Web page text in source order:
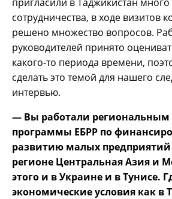
сотрудничества, в ходе визитов
решено множество вопросов.
руководителей принято
какого-то периода времени,
сделать это темой для нашего
интервью.
— Вы работали региональным
программы ЕБРР по
развитию малых
регионе Центральная Азия и
этого и в Украине и в Тунисе.
экономические условия как в